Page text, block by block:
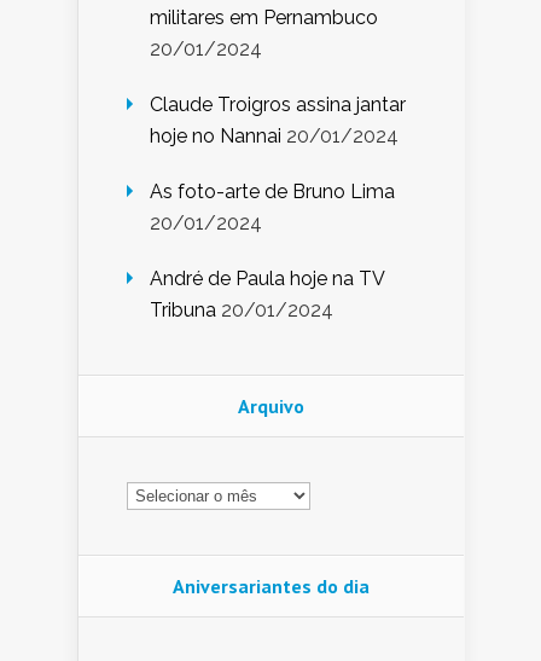
militares em Pernambuco
20/01/2024
Claude Troigros assina jantar
hoje no Nannai 20/01/2024
As foto-arte de Bruno Lima
20/01/2024
André de Paula hoje na TV
Tribuna 20/01/2024
Arquivo
Arquivo
Aniversariantes do dia